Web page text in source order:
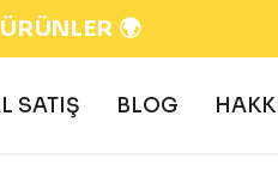
KARGO ÜCRETSİZ 💸
SATIŞ BLOG